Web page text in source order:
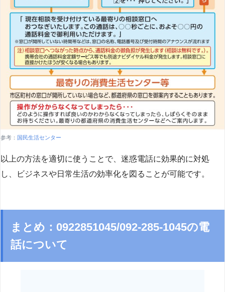
参考： 国民生活センター
以上の方法を適切に使うことで、迷惑電話に効果的に対処
し、ビジネスや日常生活の効率化を図ることが可能です。
まとめ：0922851045/092-285-1045の電
話について